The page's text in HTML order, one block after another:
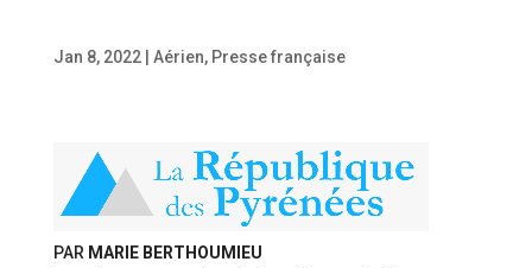
Jan 8, 2022| Aérien, Presse française
PAR MARIE BERTHOUMIEU